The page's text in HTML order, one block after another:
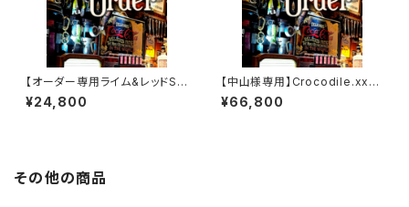
【オーダー専用ライム&レッドSS
W
¥24,800
【中山様専用】Crocodile.xxx.
Edition// JACK.RIDE.SSW
¥66,800
その他の商品